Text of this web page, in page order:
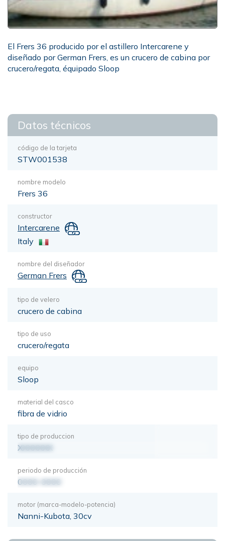
El Frers 36 producido por el astillero Intercarene y
diseñado por German Frers, es un crucero de cabina por
crucero/regata, équipado Sloop
Datos técnicos
código de la tarjeta
STW001538
nombre modelo
Frers 36
constructor
Intercarene
Italy
nombre del diseñador
German Frers
tipo de velero
crucero de cabina
tipo de uso
crucero/regata
equipo
Sloop
material del casco
fibra de vidrio
tipo de produccion
XXXXXXX
periodo de producción
0000-0000
motor (marca-modelo-potencia)
Nanni-Kubota, 30cv